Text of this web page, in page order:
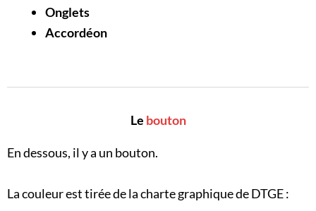
Onglets
Accordéon
Le bouton
En dessous, il y a un bouton.
La couleur est tirée de la charte graphique de DTGE :